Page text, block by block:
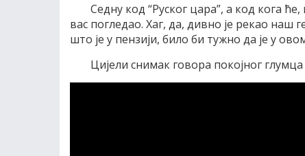
Седну код “Руског цара”, а код кога
вас погледао. Хаг, да, дивно је рекао наш
што је у пензији, било би тужно да је у
Цијели снимак говора покојног